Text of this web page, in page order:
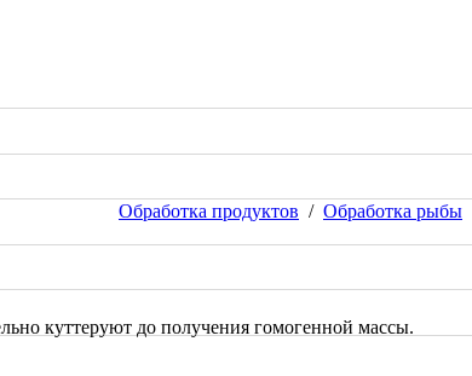
Обработка продуктов / Обработка рыбы
куттеруют до получения гомогенной массы.